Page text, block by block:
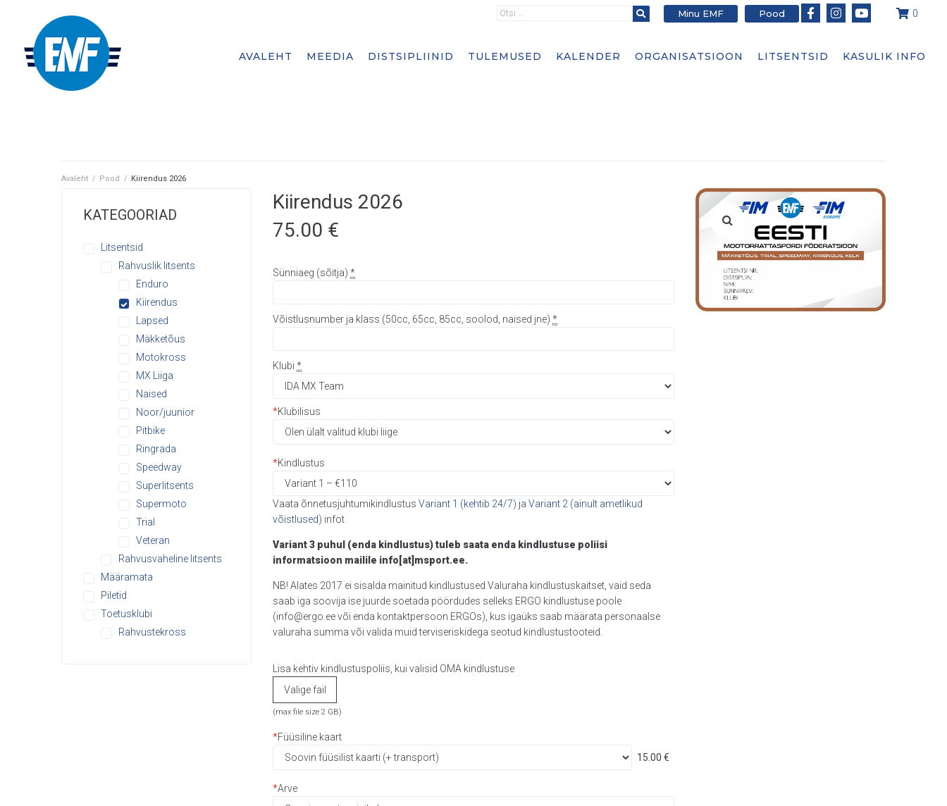
Minu EMF Pood 0
AVALEHT MEEDIA DISTSIPLIINID TULEMUSED KALENDER ORGANISATSIOON LITSENTSID KASULIK INFO
Avaleht / Pood / Kiirendus 2026
Kiirendus 2026
75.00 €
Sünniaeg (sõitja) *
Võistlusnumber ja klass (50cc, 65cc, 85cc, soolod, naised jne) *
Klubi *
*Klubilisus
*Kindlustus
Vaata õnnetusjuhtumikindlustus Variant 1 (kehtib 24/7) ja Variant 2 (ainult ametlikud
võistlused) infot
Variant 3 puhul (enda kindlustus) tuleb saata enda kindlustuse poliisi
informatsioon mailile info[at]msport.ee.
NB! Alates 2017 ei sisalda mainitud kindlustused Valuraha kindlustuskaitset, vaid seda
saab iga soovija ise juurde soetada pöördudes selleks ERGO kindlustuse poole
(info@ergo.ee või enda kontaktpersoon ERGOs), kus igaüks saab määrata personaalse
valuraha summa või valida muid terviseriskidega seotud kindlustustooteid.
Lisa kehtiv kindlustuspoliis, kui valisid OMA kindlustuse
Valige fail
(max file size 2 GB)
*Füüsiline kaart
15.00 €
*Arve
KATEGOORIAD
Litsentsid
Rahvuslik litsents
Enduro
Kiirendus
Lapsed
Mäkketõus
Motokross
MX Liiga
Naised
Noor/juunior
Pitbike
Ringrada
Speedway
Superlitsents
Supermoto
Trial
Veteran
Rahvusvaheline litsents
Määramata
Piletid
Toetusklubi
Rahvustekross